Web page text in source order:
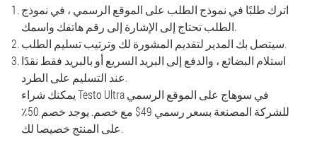
اترك طلبًا في نموذج الطلب على الموقع الرسمي ، في نموذج
الطلب تحتاج إلى الإشارة إلى رقم هاتفك واسمك.
سيتصل بك المدير لتقديم المشورة لك وترتيب تسليم الطلب.
استلام البضائع ، والدفع إلى البريد السريع أو بالبريد فقط نقدًا
عند التسليم على الطرد.
يمكنك شراء Testo Ultra في سوهاج على الموقع الرسمي
للشركة المصنعة بسعر رسمي 49$ مع خصم. يوجد خصم 50٪
على المنتج خصيصا لك.